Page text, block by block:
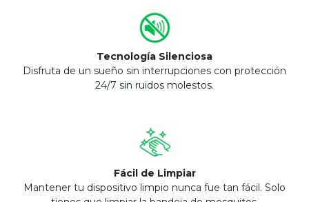
Tecnología Silenciosa
Disfruta de un sueño sin interrupciones con protección
24/7 sin ruidos molestos.
Fácil de Limpiar
Mantener tu dispositivo limpio nunca fue tan fácil. Solo